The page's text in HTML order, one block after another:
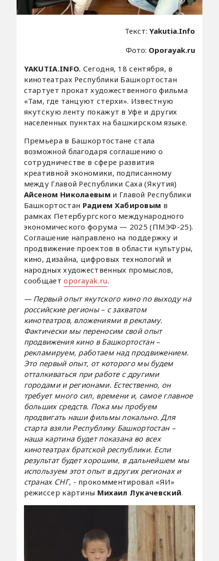
Текст:Yakutia.Info
Фото: Oporayak.ru
YAKUTIA.INFO. Сегодня, 18 сентября, в
кинотеатрах Республики Башкортостан
стартует прокат художественного фильма
«Там, где танцуют стерхи». Известную
якутскую ленту покажут в Уфе и других
населенных пунктах на башкирском языке.
Премьера в Башкортостане стала
возможной благодаря соглашению о
сотрудничестве в сфере развития
креативной экономики, подписанному
между Главой Республики Саха (Якутия)
Айсеном Николаевым и Главой Республики
Башкортостан Радием Хабировым в
рамках Петербургского международного
экономического форума — 2025 (ПМЭФ-25).
Соглашение направлено на поддержку и
продвижение проектов в области культуры,
кино, дизайна, цифровых технологий и
народных художественных промыслов,
сообщаетoporayak.ru.
— Первый опыт якутского кино по выходу на
российские регионы – с захватом
кинотеатров, вложениями в рекламу.
Фактически мы переносим свой опыт
продвижения кино в Башкортостан –
рекламируем, работаем над продвижением.
Это первый опыт, от которого мы будем
отталкиваться при работе с другими
городами и регионами. Естественно, он
требует много сил, времени и, самое главное
больших средств. Пока мы пробуем
продвигать наши фильмы локально. Для
старта взяли Республику Башкортостан –
наша картина будет показана во всех
кинотеатрах братской республики. Если
результат будет хорошим, в дальнейшем мы
используем этот опыт в других регионах и
странах СНГ, - прокомментировал «ЯИ»
режиссер картины Михаил Лукачевский.